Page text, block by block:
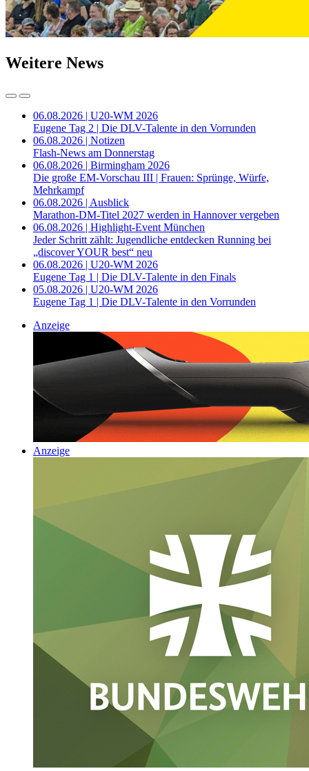
Weitere News
06.08.2026 | U20-WM 2026
Eugene Tag 2 | Die DLV-Talente in den Vorrunden
06.08.2026 | Notizen
Flash-News am Donnerstag
06.08.2026 | Birmingham 2026
Die große EM-Vorschau III | Frauen: Sprünge, Würfe,
Mehrkampf
06.08.2026 | Ausblick
Marathon-DM-Titel 2027 werden in Hannover vergeben
06.08.2026 | Highlight-Event München
Jeder Schritt zählt: Jugendliche entdecken Running bei
„discover YOUR best“ neu
06.08.2026 | U20-WM 2026
Eugene Tag 1 | Die DLV-Talente in den Finals
05.08.2026 | U20-WM 2026
Eugene Tag 1 | Die DLV-Talente in den Vorrunden
Anzeige
Anzeige